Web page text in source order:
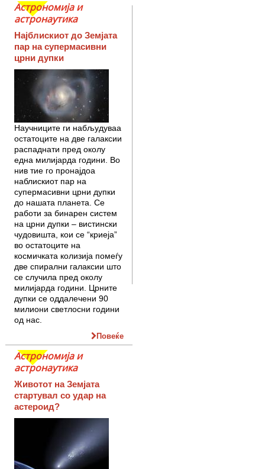
Астрономија и
астронаутика
Најблискиот до Земјата
пар на супермасивни
црни дупки
Научниците ги набљудуваа
остатоците на две галаксии
распаднати пред околу
една милијарда години. Во
нив тие го пронајдоа
наблискиот пар на
супермасивни црни дупки
до нашата планета. Се
работи за бинарен систем
на црни дупки – вистински
чудовишта, кои се “криеја”
во остатоците на
космичката колизија помеѓу
две спирални галаксии што
се случила пред околу
милијарда години. Црните
дупки се оддалечени 90
милиони светлосни години
од нас.
Повеќе
Астрономија и
астронаутика
Животот на Земјата
стартувал со удар на
астероид?